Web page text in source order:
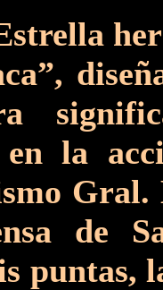
la
Gral.
de
puntas,